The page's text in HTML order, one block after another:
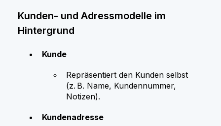
Kunden- und Adressmodelle im
Hintergrund
Kunde
Repräsentiert den Kunden selbst
(z. B. Name, Kundennummer,
Notizen).
Kundenadresse